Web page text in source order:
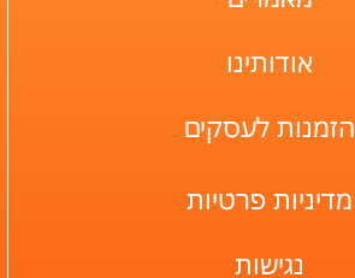
אודותינו
הזמנות לעסקים
מדיניות פרטיות
נגישות